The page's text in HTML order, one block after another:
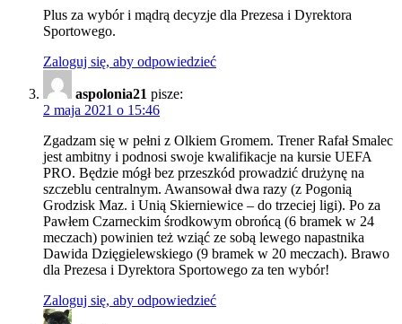
Plus za wybór i mądrą decyzje dla Prezesa i Dyrektora
Sportowego.
Zaloguj się, aby odpowiedzieć
aspolonia21 pisze:
2 maja 2021 o 15:46
Zgadzam się w pełni z Olkiem Gromem. Trener Rafał Smalec
jest ambitny i podnosi swoje kwalifikacje na kursie UEFA
PRO. Będzie mógł bez przeszkód prowadzić drużynę na
szczeblu centralnym. Awansował dwa razy (z Pogonią
Grodzisk Maz. i Unią Skierniewice – do trzeciej ligi). Po za
Pawłem Czarneckim środkowym obrońcą (6 bramek w 24
meczach) powinien też wziąć ze sobą lewego napastnika
Dawida Dzięgielewskiego (9 bramek w 20 meczach). Brawo
dla Prezesa i Dyrektora Sportowego za ten wybór!
Zaloguj się, aby odpowiedzieć